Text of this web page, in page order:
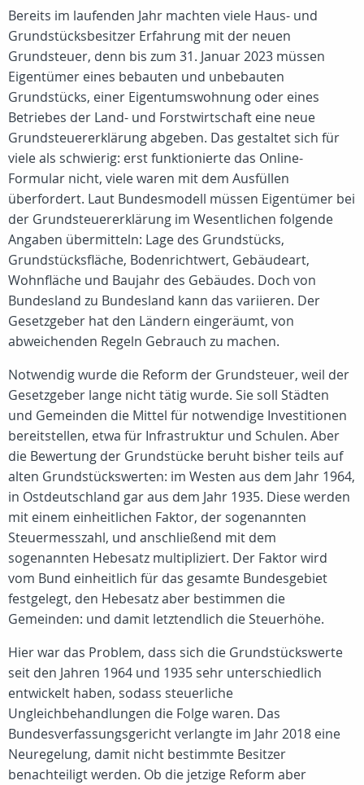
Bereits im laufenden Jahr machten viele Haus- und
Grundstücksbesitzer Erfahrung mit der neuen
Grundsteuer, denn bis zum 31. Januar 2023 müssen
Eigentümer eines bebauten und unbebauten
Grundstücks, einer Eigentumswohnung oder eines
Betriebes der Land- und Forstwirtschaft eine neue
Grundsteuererklärung abgeben. Das gestaltet sich für
viele als schwierig: erst funktionierte das Online-
Formular nicht, viele waren mit dem Ausfüllen
überfordert. Laut Bundesmodell müssen Eigentümer bei
der Grundsteuererklärung im Wesentlichen folgende
Angaben übermitteln: Lage des Grundstücks,
Grundstücksfläche, Bodenrichtwert, Gebäudeart,
Wohnfläche und Baujahr des Gebäudes. Doch von
Bundesland zu Bundesland kann das variieren. Der
Gesetzgeber hat den Ländern eingeräumt, von
abweichenden Regeln Gebrauch zu machen.
Notwendig wurde die Reform der Grundsteuer, weil der
Gesetzgeber lange nicht tätig wurde. Sie soll Städten
und Gemeinden die Mittel für notwendige Investitionen
bereitstellen, etwa für Infrastruktur und Schulen. Aber
die Bewertung der Grundstücke beruht bisher teils auf
alten Grundstückswerten: im Westen aus dem Jahr 1964,
in Ostdeutschland gar aus dem Jahr 1935. Diese werden
mit einem einheitlichen Faktor, der sogenannten
Steuermesszahl, und anschließend mit dem
sogenannten Hebesatz multipliziert. Der Faktor wird
vom Bund einheitlich für das gesamte Bundesgebiet
festgelegt, den Hebesatz aber bestimmen die
Gemeinden: und damit letztendlich die Steuerhöhe.
Hier war das Problem, dass sich die Grundstückswerte
seit den Jahren 1964 und 1935 sehr unterschiedlich
entwickelt haben, sodass steuerliche
Ungleichbehandlungen die Folge waren. Das
Bundesverfassungsgericht verlangte im Jahr 2018 eine
Neuregelung, damit nicht bestimmte Besitzer
benachteiligt werden. Ob die jetzige Reform aber